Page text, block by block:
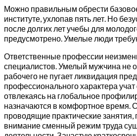
Можно правильным обрести
институте, ухлопав пять лет. Но
после долгих лет учебы для
предусмотрено. Умелые люди
Ответственные профессии
специалистов. Умелый мужчина не
рабочего не пугает ликвидация
профессионального характера
отвлекаясь на глобальное
назначаются в комфортное время.
проводящие практические
внимание сменный режим труда